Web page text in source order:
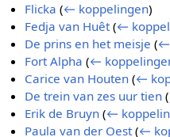
Flicka (← koppelingen)
Fedja van Huêt (←
De prins en het meisje (←
Fort Alpha (←
Carice van Houten (←
De trein van zes uur tien (
Erik de Bruyn (←
Paula van der Oest (←